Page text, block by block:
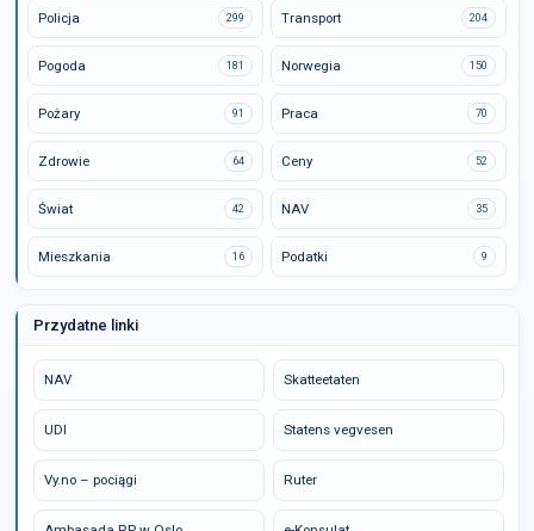
Policja 299 Transport 204
Pogoda 181 Norwegia 150
Pożary 91 Praca 70
Zdrowie 64 Ceny 52
Świat 42 NAV 35
Mieszkania 16 Podatki 9
Przydatne linki
NAV Skatteetaten
UDI Statens vegvesen
Vy.no – pociągi Ruter